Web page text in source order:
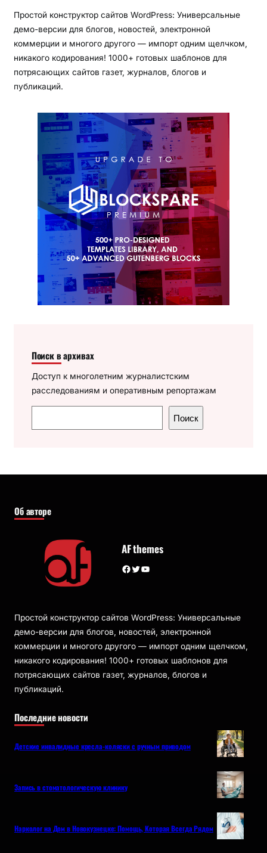
Простой конструктор сайтов WordPress: Универсальные
демо-версии для блогов, новостей, электронной
коммерции и многого другого — импорт одним щелчком,
никакого кодирования! 1000+ готовых шаблонов для
потрясающих сайтов газет, журналов, блогов и
публикаций.
Поиск в архивах
Доступ к многолетним журналистским
расследованиям и оперативным репортажам
о
к
Поиск
Об авторе
AF themes
Facebook Twitter YouTube
Простой конструктор сайтов WordPress: Универсальные
демо-версии для блогов, новостей, электронной
коммерции и многого другого — импорт одним щелчком,
никакого кодирования! 1000+ готовых шаблонов для
потрясающих сайтов газет, журналов, блогов и
публикаций.
Последние новости
Детские инвалидные кресла-коляски с ручным приводом
Запись в стоматологическую клинику
Нарколог на Дом в Новокузнецке: Помощь, Которая Всегда Рядом